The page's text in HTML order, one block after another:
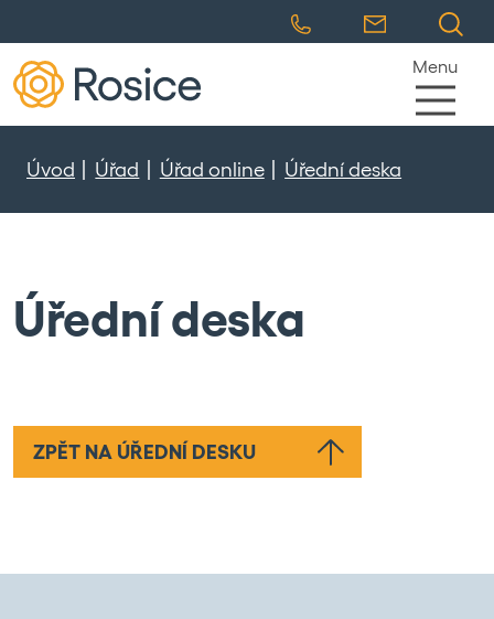
Menu
Úvod Úřad Úřad online Úřední deska
Úřední deska
ZPĚT NA ÚŘEDNÍ DESKU